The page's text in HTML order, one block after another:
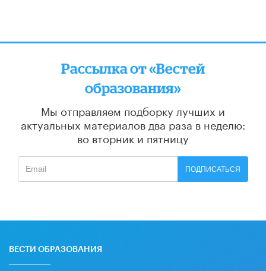
Рассылка от «Вестей
образования»
Мы отправляем подборку лучших и
актуальных материалов два раза в неделю:
во вторник и пятницу
ПОДПИСАТЬСЯ
ВЕСТИ ОБРАЗОВАНИЯ